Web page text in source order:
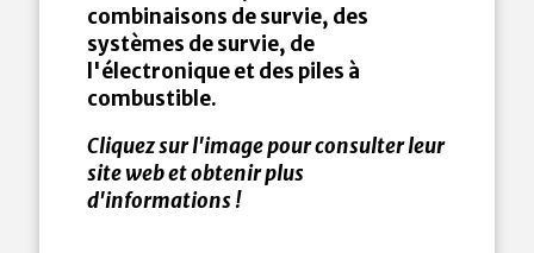
combinaisons de survie, des
systèmes de survie, de
l'électronique et des piles à
combustible.
Cliquez sur l'image pour consulter leur
site web et obtenir plus
d'informations !